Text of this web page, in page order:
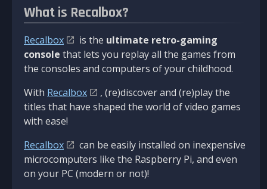
What is Recalbox?
Recalbox is the ultimate retro-gaming
console that lets you replay all the games from
the consoles and computers of your childhood.
With Recalbox
, (re)discover and (re)play the
titles that have shaped the world of video games
with ease!
Recalbox
can be easily installed on inexpensive
microcomputers like the Raspberry Pi, and even
on your PC (modern or not)!